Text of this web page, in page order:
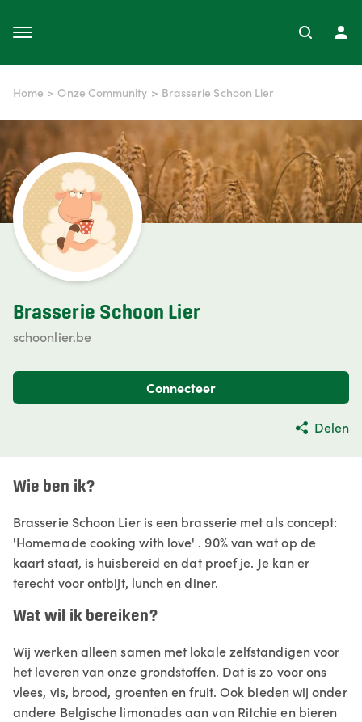
Home > Onze Community > Brasserie Schoon Lier
Brasserie Schoon Lier
schoonlier.be
Connecteer
Delen
Wie ben ik?
Brasserie Schoon Lier is een brasserie met als concept:
'Homemade cooking with love' . 90% van wat op de
kaart staat, is huisbereid en dat proef je. Je kan er
terecht voor ontbijt, lunch en diner.
Wat wil ik bereiken?
Wij werken alleen samen met lokale zelfstandigen voor
het leveren van onze grondstoffen. Dat is zo voor ons
vlees, vis, brood, groenten en fruit. Ook bieden wij onder
andere Belgische limonades aan van Ritchie en bieren